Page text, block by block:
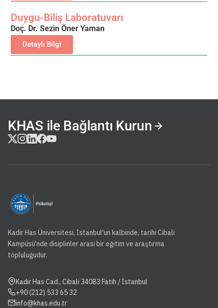
Duygu-Biliş Laboratuvarı
Doç. Dr. Sezin Öner Yaman
Detaylı Bilgi
KHAS ile Bağlantı Kurun
Kadir Has Üniversitesi, İstanbul'un kalbinde, tarihi Cibali
Kampüsü'nde disiplinler arası bir eğitim ve araştırma
topluluğudur.
Kadir Has Cad., Cibali 34083 Fatih / İstanbul
+90 (212) 533 65 32
info@khas.edu.tr